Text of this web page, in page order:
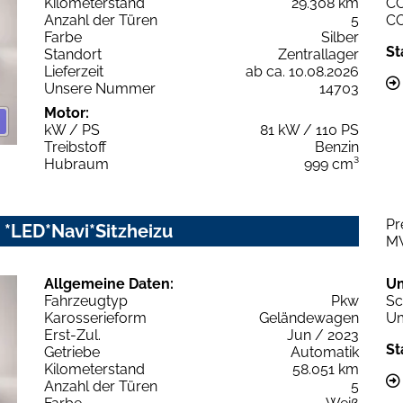
Anzahl der Türen
5
Farbe
Silber
Standort
Zentrallager
Lieferzeit
ab ca. 10.08.2026
Unsere Nummer
14703
Motor:
kW / PS
81 kW / 110 PS
Treibstoff
Benzin
Hubraum
999 cm³
Allgemeine Daten:
Fahrzeugtyp
Pkw
Karosserieform
Geländewagen
Erst-Zul.
Jun / 2023
Getriebe
Automatik
Kilometerstand
58.051 km
Anzahl der Türen
5